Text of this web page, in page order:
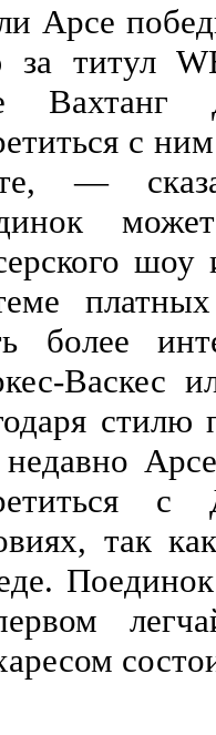
Арсе
за титул
Вахтанг
с
—
более
Васкес
так